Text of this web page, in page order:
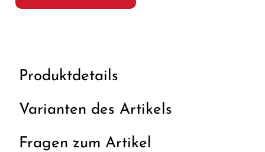
Produktdetails
Varianten des Artikels
Fragen zum Artikel